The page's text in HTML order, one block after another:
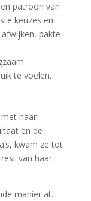
patroon van
keuzes en
pakte
te voelen.
haar
en de
kwam ze tot
van haar
manier at.